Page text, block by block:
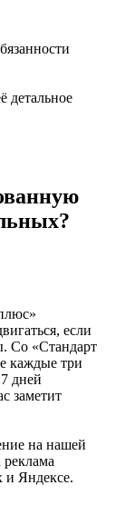
детальное
если
Со «Стандарт
каждые три
дней
заметит
на нашей
и Яндексе.